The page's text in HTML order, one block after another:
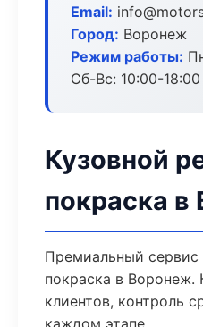
Email:
Город: Воронеж
Режим работы:
Сб-Вс: 10:00-18:00
Кузовной
покраска
Премиальный сервис
покраска в Воронеж.
клиентов, контроль
каждом этапе.